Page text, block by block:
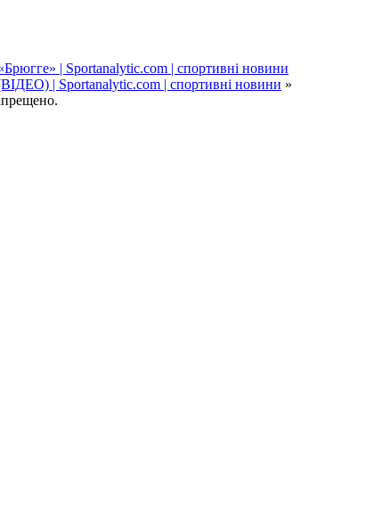
| Sportanalytic.com | спортивні новини
| Sportanalytic.com | спортивні новини »